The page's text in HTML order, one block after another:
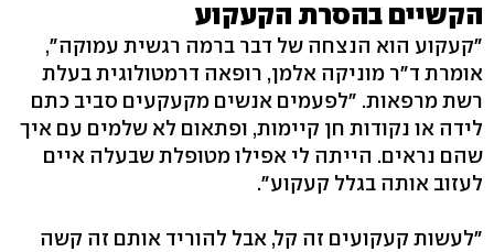
הקשיים בהסרת הקעקוע
"קעקוע הוא הנצחה של דבר ברמה רגשית עמוקה",
אומרת ד"ר מוניקה אלמן, רופאה דרמטולוגית בעלת
רשת מרפאות. "לפעמים אנשים מקעקעים סביב כתם
לידה או נקודות חן קיימות, ופתאום לא שלמים עם איך
שהם נראים. הייתה לי אפילו מטופלת שבעלה איים
לעזוב אותה בגלל קעקוע".
"לעשות קעקועים זה קל, אבל להוריד אותם זה קשה